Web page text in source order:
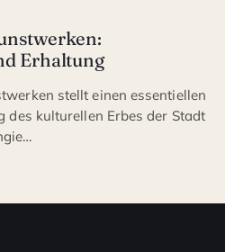
Erhaltung
stellt einen essentiellen
des kulturellen Erbes der Stadt